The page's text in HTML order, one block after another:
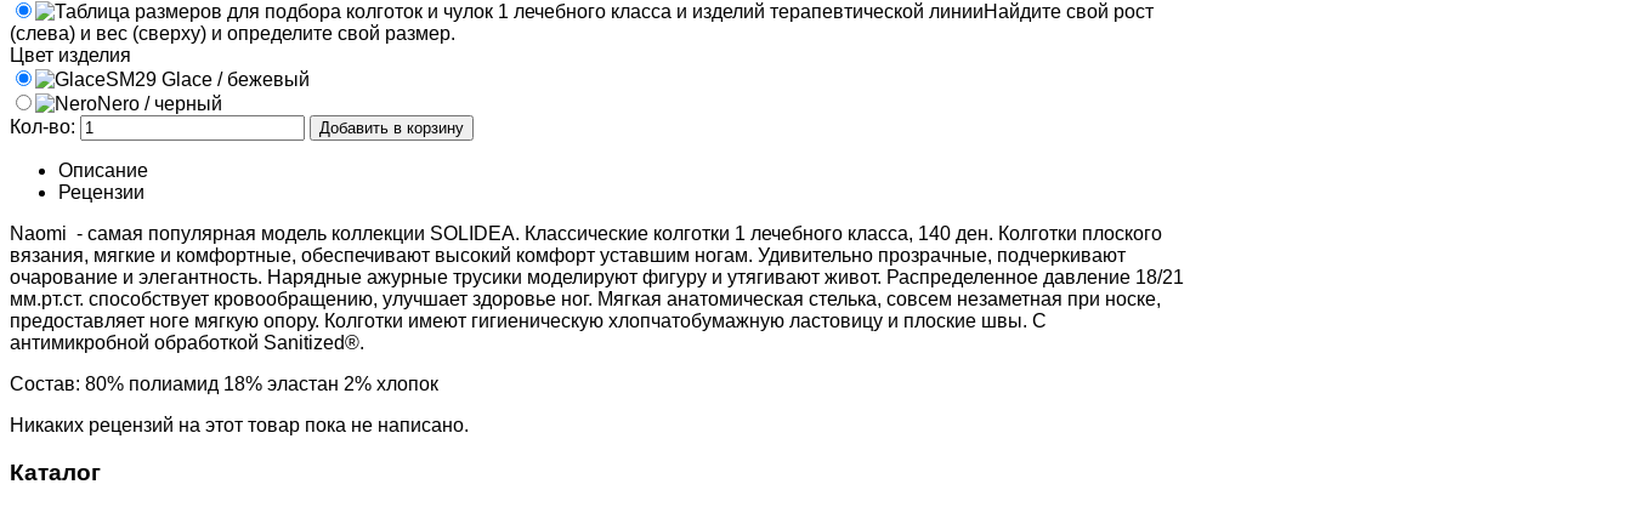
Найдите свой рост
(слева) и вес (сверху) и определите свой размер.
Цвет изделия
SM29 Glace / бежевый
Nero / черный
Кол-во:
Описание
Рецензии
Naomi - самая популярная модель коллекции SOLIDEA. Классические колготки 1 лечебного класса, 140 ден. Колготки плоского
вязания, мягкие и комфортные, обеспечивают высокий комфорт уставшим ногам. Удивительно прозрачные, подчеркивают
очарование и элегантность. Нарядные ажурные трусики моделируют фигуру и утягивают живот. Распределенное давление 18/21
мм.рт.ст. способствует кровообращению, улучшает здоровье ног. Мягкая анатомическая стелька, совсем незаметная при носке,
предоставляет ноге мягкую опору. Колготки имеют гигиеническую хлопчатобумажную ластовицу и плоские швы. С
антимикробной обработкой Sanitized®.
Состав: 80% полиамид 18% эластан 2% хлопок
Никаких рецензий на этот товар пока не написано.
Каталог